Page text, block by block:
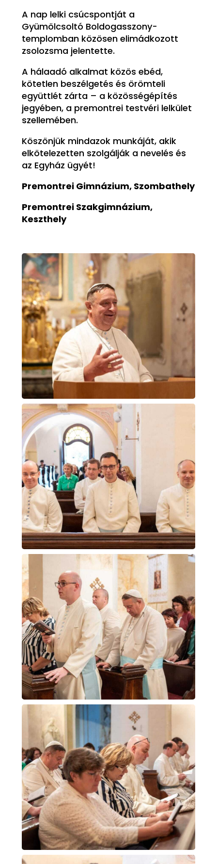
A nap lelki csúcspontját a
Gyümölcsoltó Boldogasszony-
templomban közösen elimádkozott
zsolozsma jelentette.
A hálaadó alkalmat közös ebéd,
kötetlen beszélgetés és örömteli
együttlét zárta – a közösségépítés
jegyében, a premontrei testvéri lelkület
szellemében.
Köszönjük mindazok munkáját, akik
elkötelezetten szolgálják a nevelés és
az Egyház ügyét!
Premontrei Gimnázium, Szombathely
Premontrei Szakgimnázium,
Keszthely